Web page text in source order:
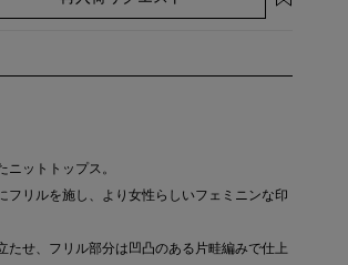
ットトップス。
フリルを施し、より女性らしいフェミニンな印
たせ、フリル部分は凹凸のある片畦編みで仕上